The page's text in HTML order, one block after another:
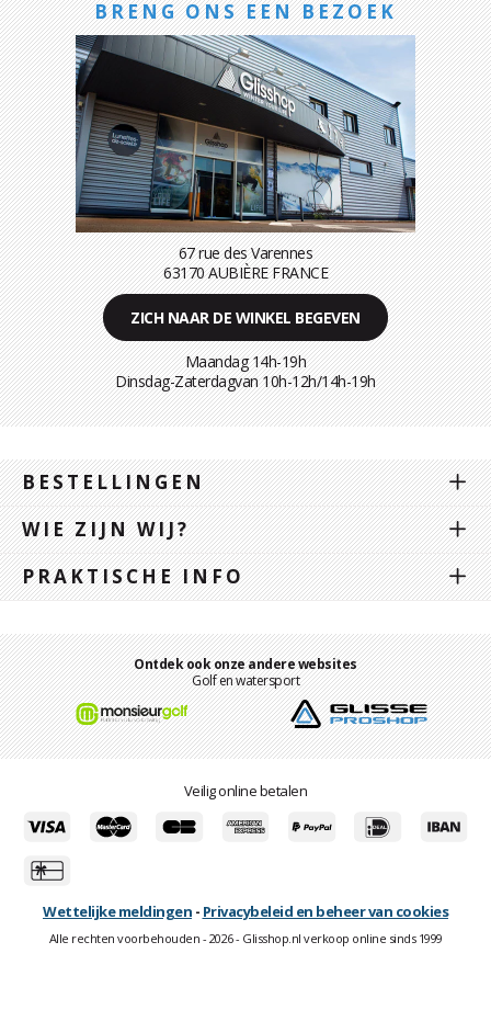
BRENG ONS EEN BEZOEK
67 rue des Varennes
63170 AUBIÈRE FRANCE
ZICH NAAR DE WINKEL BEGEVEN
Maandag 14h-19h
Dinsdag-Zaterdagvan 10h-12h/14h-19h
BESTELLINGEN
WIE ZIJN WIJ?
PRAKTISCHE INFO
Ontdek ook onze andere websites
Golf en watersport
Veilig online betalen
Wettelijke meldingen - Privacybeleid en beheer van cookies
Alle rechten voorbehouden - 2026 - Glisshop.nl verkoop online sinds 1999